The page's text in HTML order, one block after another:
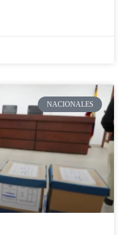
NACIONALES